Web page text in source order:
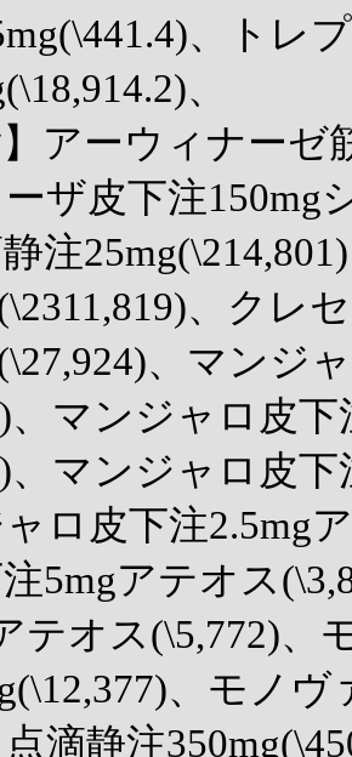
、トレ
、
】アーウィナーゼ
ーザ皮下注150mg
静注
、クレ
、マンジ
、マンジャロ皮
、マンジャロ皮
ロ皮下注2.5mg
5mgアテオス
テオス(\5,772)、
、モノ
滴静注